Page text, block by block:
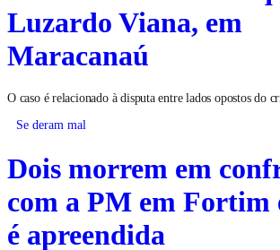
Luzardo Viana, em
Maracanaú
O caso é relacionado à disputa entre lados opostos do
Se deram mal
Dois morrem em
com a PM em Fortim
é apreendida